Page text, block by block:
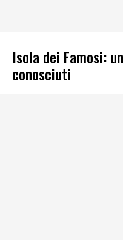
Isola dei Famosi:
conosciuti